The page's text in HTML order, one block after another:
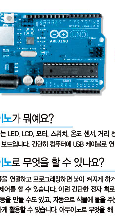
작동해 보자
이노를 USB 케이블로 연결할 때
실행해 보자
하기(스케치 예제 불러오기)
행하기(스케치를 컴파일하여 업로
예제 스케치를 바꿔 보자
이노의 시리얼 통신(시리얼 모니터
의 활용
점퍼 와이어를 사용해 보자
구조를 살펴보자
사용하여 스케치를 실행해 보자
력, 디지털 입출력, 시리얼 통신을